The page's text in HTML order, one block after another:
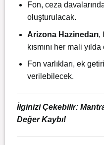
Fon, ceza
oluşturulacak.
Arizona Hazinedarı,
kısmını her mali
Fon varlıkları, ek
verilebilecek.
İlginizi Çekebilir:
Değer Kaybı!